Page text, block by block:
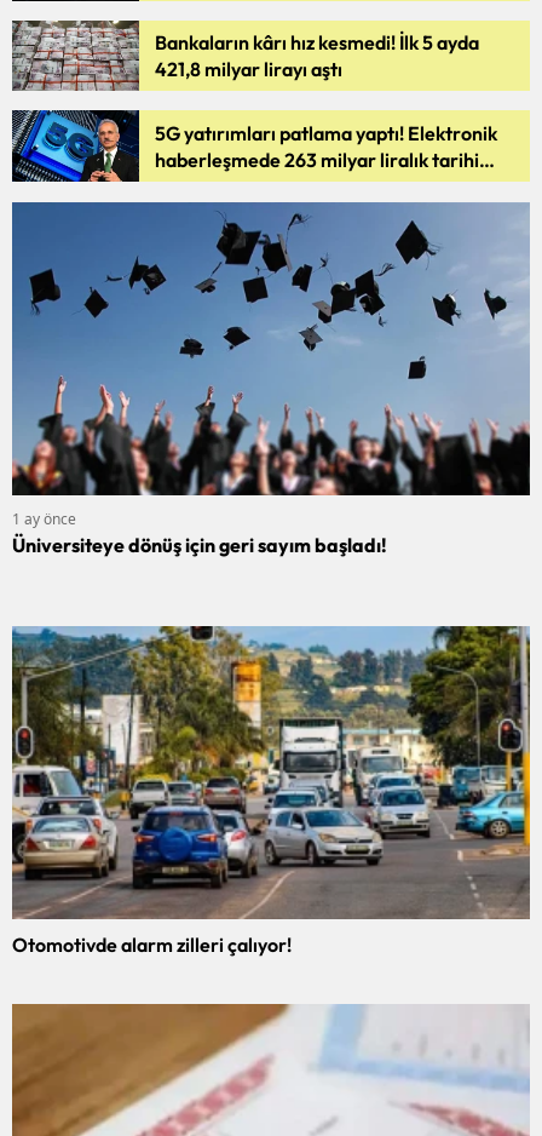
hazırlanıyor
Bankaların kârı hız kesmedi! İlk 5 ayda
421,8 milyar lirayı aştı
5G yatırımları patlama yaptı! Elektronik
haberleşmede 263 milyar liralık tarihi
rekor
1 ay önce
Üniversiteye dönüş için geri sayım başladı!
Otomotivde alarm zilleri çalıyor!